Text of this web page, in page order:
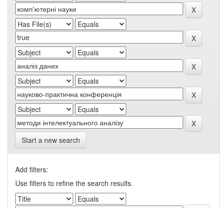
Start a new search
Add filters:
Use filters to refine the search results.